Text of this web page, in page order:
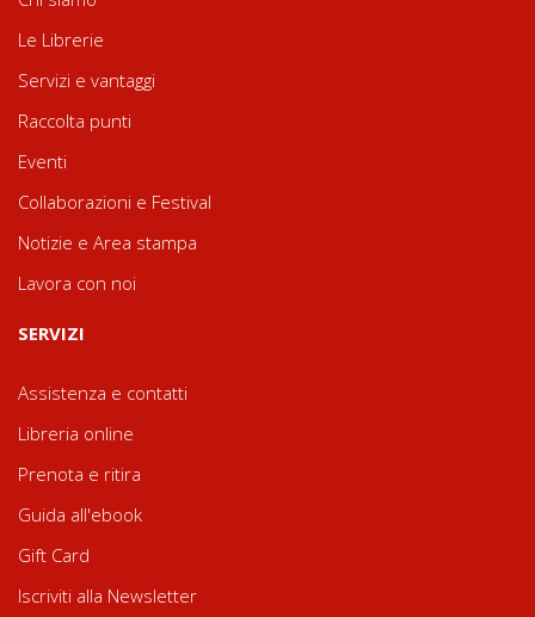
Le Librerie
Servizi e vantaggi
Raccolta punti
Eventi
Collaborazioni e Festival
Notizie e Area stampa
Lavora con noi
SERVIZI
Assistenza e contatti
Libreria online
Prenota e ritira
Guida all'ebook
Gift Card
Iscriviti alla Newsletter